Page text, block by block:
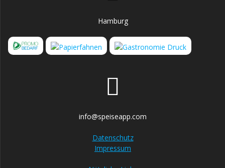
Hamburg
info@speiseapp.com
Datenschutz
Impressum